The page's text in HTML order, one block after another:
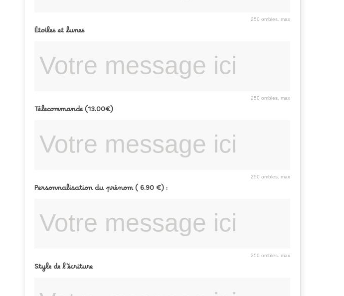
250 ombles. max
Étoiles et lunes
250 ombles. max
Télecommande (13.00€)
250 ombles. max
Personnalisation du prénom ( 6.90 €) :
250 ombles. max
Style de l'écriture